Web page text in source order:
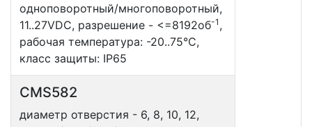
одноповоротный/многоповоротный,
11..27VDC, разрешение - <=8192об-1 ,
рабочая температура: -20..75°С,
класс защиты: IP65
CMS582
диаметр отверстия - 6, 8, 10, 12,